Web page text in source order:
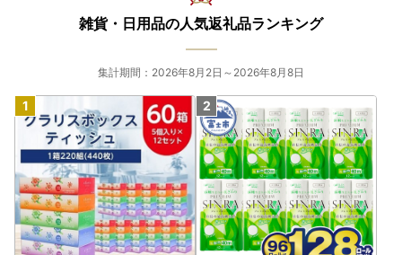
雑貨・日用品の人気返礼品ランキング
集計期間：2026年8月2日～2026年8月8日